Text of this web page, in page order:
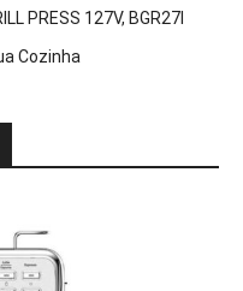
PRESS 127V, BGR27I
Cozinha